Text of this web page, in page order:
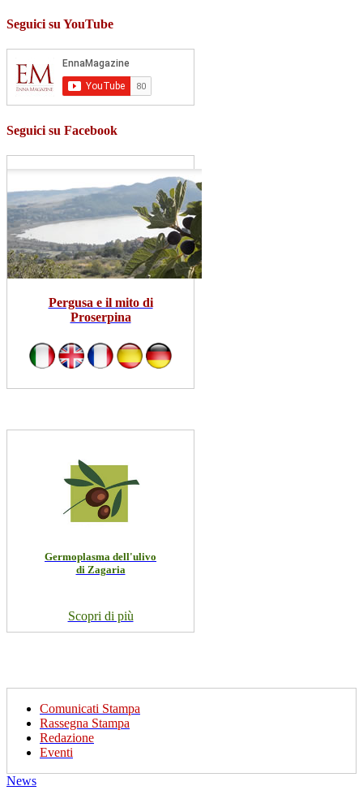
Seguici su YouTube
Seguici su Facebook
Pergusa e il mito di
Proserpina
Germoplasma dell'ulivo
di Zagaria
Scopri di più
Comunicati Stampa
Rassegna Stampa
Redazione
Eventi
News